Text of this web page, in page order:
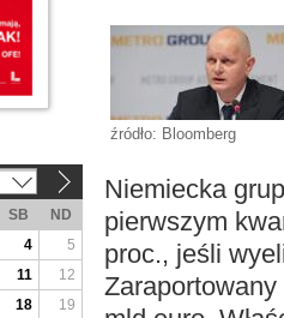
źródło: Bloomberg
Niemiecka
pierwszym
proc., jeśli
SB
ND
4
5
11
12
18
19